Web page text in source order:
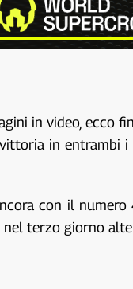
in video, ecco
in entrambi
con il
terzo giorno